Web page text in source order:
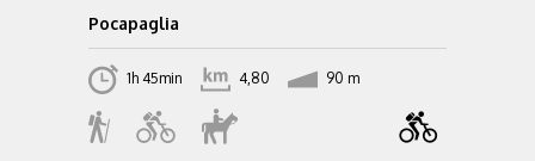
Pocapaglia
1h 45min 4,80 90 m